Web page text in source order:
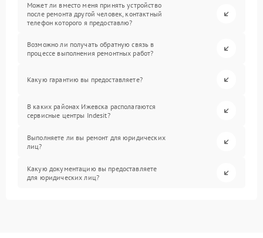
Может ли вместо меня принять устройство
после ремонта другой человек, контактный
телефон которого я предоставлю?
Возможно ли получать обратную связь в
процессе выполнения ремонтных работ?
Какую гарантию вы предоставляете?
В каких районах Ижевска располагаются
сервисные центры Indesit?
Выполняете ли вы ремонт для юридических
лиц?
Какую документацию вы предоставляете
для юридических лиц?